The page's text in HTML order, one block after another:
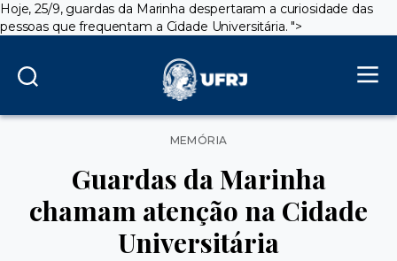
Hoje, 25/9, guardas da Marinha despertaram a curiosidade das
pessoas que frequentam a Cidade Universitária. ">
Categorias
MEMÓRIA
Guardas da Marinha
chamam atenção na Cidade
Universitária